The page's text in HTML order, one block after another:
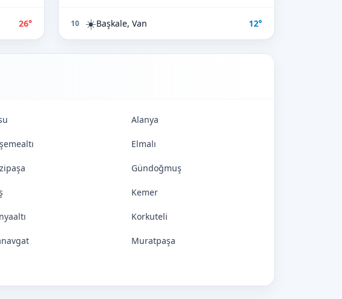
26° 10 ☀️Başkale, Van 12°
Alanya
Elmalı
Gündoğmuş
Kemer
Korkuteli
Muratpaşa